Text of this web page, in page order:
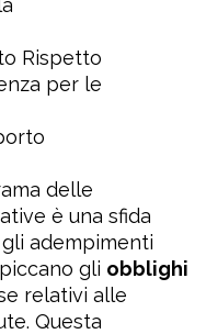
Rispetto
per le
delle
è una sfida
adempimenti
gli obblighi
relativi alle
Questa